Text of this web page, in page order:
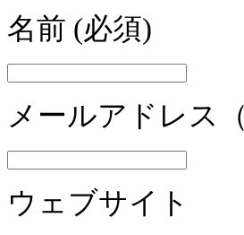
名前 (必須)
メールアドレス
ウェブサイト